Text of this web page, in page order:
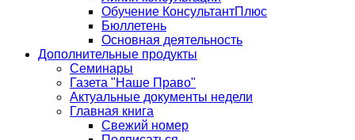
Обучение КонсультантПлюс
Бюллетень
Основная деятельность
Дополнительные продукты
Семинары
Газета "Наше Право"
Актуальные документы недели
Главная книга
Свежий номер